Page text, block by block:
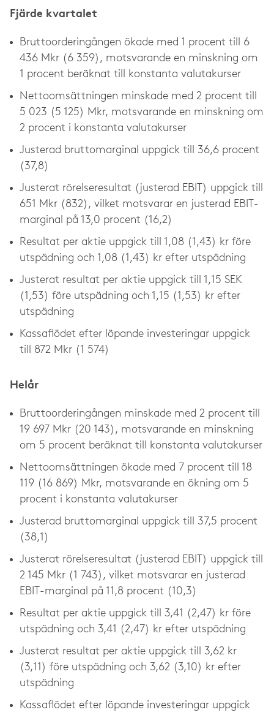
Fjärde kvartalet
Bruttoorderingången ökade med 1 procent till 6
436 Mkr (6 359), motsvarande en minskning om
1 procent beräknat till konstanta valutakurser
Nettoomsättningen minskade med 2 procent till
5 023 (5 125) Mkr, motsvarande en minskning om
2 procent i konstanta valutakurser
Justerad bruttomarginal uppgick till 36,6 procent
(37,8)
Justerat rörelseresultat (justerad EBIT) uppgick till
651 Mkr (832), vilket motsvarar en justerad EBIT-
marginal på 13,0 procent (16,2)
Resultat per aktie uppgick till 1,08 (1,43) kr före
utspädning och 1,08 (1,43) kr efter utspädning
Justerat resultat per aktie uppgick till 1,15 SEK
(1,53) före utspädning och 1,15 (1,53) kr efter
utspädning
Kassaflödet efter löpande investeringar uppgick
till 872 Mkr (1 574)
Helår
Bruttoorderingången minskade med 2 procent till
19 697 Mkr (20 143), motsvarande en minskning
om 5 procent beräknat till konstanta valutakurser
Nettoomsättningen ökade med 7 procent till 18
119 (16 869) Mkr, motsvarande en ökning om 5
procent i konstanta valutakurser
Justerad bruttomarginal uppgick till 37,5 procent
(38,1)
Justerat rörelseresultat (justerad EBIT) uppgick till
2 145 Mkr (1 743), vilket motsvarar en justerad
EBIT-marginal på 11,8 procent (10,3)
Resultat per aktie uppgick till 3,41 (2,47) kr före
utspädning och 3,41 (2,47) kr efter utspädning
Justerat resultat per aktie uppgick till 3,62 kr
(3,11) före utspädning och 3,62 (3,10) kr efter
utspädning
Kassaflödet efter löpande investeringar uppgick